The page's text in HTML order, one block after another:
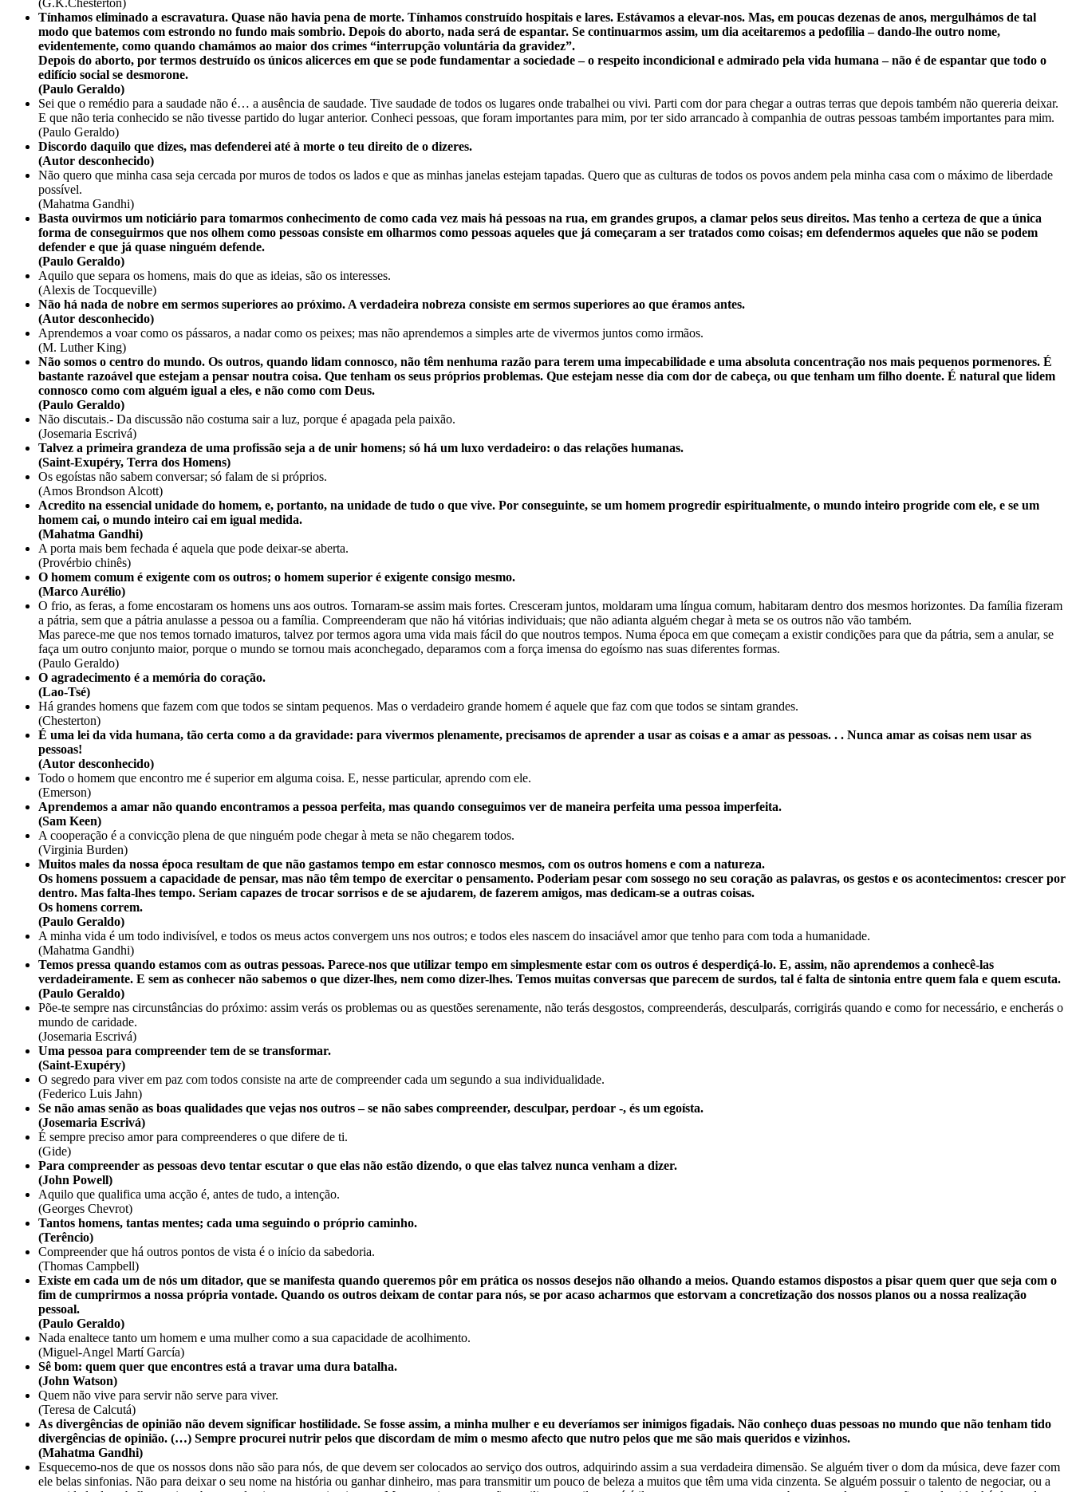
Tínhamos eliminado a escravatura. Quase não havia pena de morte. Tínhamos construído hospitais e lares. Estávamos a elevar-nos. Mas, em poucas dezenas de anos, mergulhámos de tal
modo que batemos com estrondo no fundo mais sombrio. Depois do aborto, nada será de espantar. Se continuarmos assim, um dia aceitaremos a pedofilia – dando-lhe outro nome,
evidentemente, como quando chamámos ao maior dos crimes “interrupção voluntária da gravidez”.
Depois do aborto, por termos destruído os únicos alicerces em que se pode fundamentar a sociedade – o respeito incondicional e admirado pela vida humana – não é de espantar que todo o
edifício social se desmorone.
(Paulo Geraldo)
Sei que o remédio para a saudade não é… a ausência de saudade. Tive saudade de todos os lugares onde trabalhei ou vivi. Parti com dor para chegar a outras terras que depois também não quereria deixar.
E que não teria conhecido se não tivesse partido do lugar anterior. Conheci pessoas, que foram importantes para mim, por ter sido arrancado à companhia de outras pessoas também importantes para mim.
(Paulo Geraldo)
Discordo daquilo que dizes, mas defenderei até à morte o teu direito de o dizeres.
(Autor desconhecido)
Não quero que minha casa seja cercada por muros de todos os lados e que as minhas janelas estejam tapadas. Quero que as culturas de todos os povos andem pela minha casa com o máximo de liberdade
possível.
(Mahatma Gandhi)
Basta ouvirmos um noticiário para tomarmos conhecimento de como cada vez mais há pessoas na rua, em grandes grupos, a clamar pelos seus direitos. Mas tenho a certeza de que a única
forma de conseguirmos que nos olhem como pessoas consiste em olharmos como pessoas aqueles que já começaram a ser tratados como coisas; em defendermos aqueles que não se podem
defender e que já quase ninguém defende.
(Paulo Geraldo)
Aquilo que separa os homens, mais do que as ideias, são os interesses.
(Alexis de Tocqueville)
Não há nada de nobre em sermos superiores ao próximo. A verdadeira nobreza consiste em sermos superiores ao que éramos antes.
(Autor desconhecido)
Aprendemos a voar como os pássaros, a nadar como os peixes; mas não aprendemos a simples arte de vivermos juntos como irmãos.
(M. Luther King)
Não somos o centro do mundo. Os outros, quando lidam connosco, não têm nenhuma razão para terem uma impecabilidade e uma absoluta concentração nos mais pequenos pormenores. É
bastante razoável que estejam a pensar noutra coisa. Que tenham os seus próprios problemas. Que estejam nesse dia com dor de cabeça, ou que tenham um filho doente. É natural que lidem
connosco como com alguém igual a eles, e não como com Deus.
(Paulo Geraldo)
Não discutais.- Da discussão não costuma sair a luz, porque é apagada pela paixão.
(Josemaria Escrivá)
Talvez a primeira grandeza de uma profissão seja a de unir homens; só há um luxo verdadeiro: o das relações humanas.
(Saint-Exupéry, Terra dos Homens)
Os egoístas não sabem conversar; só falam de si próprios.
(Amos Brondson Alcott)
Acredito na essencial unidade do homem, e, portanto, na unidade de tudo o que vive. Por conseguinte, se um homem progredir espiritualmente, o mundo inteiro progride com ele, e se um
homem cai, o mundo inteiro cai em igual medida.
(Mahatma Gandhi)
A porta mais bem fechada é aquela que pode deixar-se aberta.
(Provérbio chinês)
O homem comum é exigente com os outros; o homem superior é exigente consigo mesmo.
(Marco Aurélio)
O frio, as feras, a fome encostaram os homens uns aos outros. Tornaram-se assim mais fortes. Cresceram juntos, moldaram uma língua comum, habitaram dentro dos mesmos horizontes. Da família fizeram
a pátria, sem que a pátria anulasse a pessoa ou a família. Compreenderam que não há vitórias individuais; que não adianta alguém chegar à meta se os outros não vão também.
Mas parece-me que nos temos tornado imaturos, talvez por termos agora uma vida mais fácil do que noutros tempos. Numa época em que começam a existir condições para que da pátria, sem a anular, se
faça um outro conjunto maior, porque o mundo se tornou mais aconchegado, deparamos com a força imensa do egoísmo nas suas diferentes formas.
(Paulo Geraldo)
O agradecimento é a memória do coração.
(Lao-Tsé)
Há grandes homens que fazem com que todos se sintam pequenos. Mas o verdadeiro grande homem é aquele que faz com que todos se sintam grandes.
(Chesterton)
É uma lei da vida humana, tão certa como a da gravidade: para vivermos plenamente, precisamos de aprender a usar as coisas e a amar as pessoas. . . Nunca amar as coisas nem usar as
pessoas!
(Autor desconhecido)
Todo o homem que encontro me é superior em alguma coisa. E, nesse particular, aprendo com ele.
(Emerson)
Aprendemos a amar não quando encontramos a pessoa perfeita, mas quando conseguimos ver de maneira perfeita uma pessoa imperfeita.
(Sam Keen)
A cooperação é a convicção plena de que ninguém pode chegar à meta se não chegarem todos.
(Virginia Burden)
Muitos males da nossa época resultam de que não gastamos tempo em estar connosco mesmos, com os outros homens e com a natureza.
Os homens possuem a capacidade de pensar, mas não têm tempo de exercitar o pensamento. Poderiam pesar com sossego no seu coração as palavras, os gestos e os acontecimentos: crescer por
dentro. Mas falta-lhes tempo. Seriam capazes de trocar sorrisos e de se ajudarem, de fazerem amigos, mas dedicam-se a outras coisas.
Os homens correm.
(Paulo Geraldo)
A minha vida é um todo indivisível, e todos os meus actos convergem uns nos outros; e todos eles nascem do insaciável amor que tenho para com toda a humanidade.
(Mahatma Gandhi)
Temos pressa quando estamos com as outras pessoas. Parece-nos que utilizar tempo em simplesmente estar com os outros é desperdiçá-lo. E, assim, não aprendemos a conhecê-las
verdadeiramente. E sem as conhecer não sabemos o que dizer-lhes, nem como dizer-lhes. Temos muitas conversas que parecem de surdos, tal é falta de sintonia entre quem fala e quem escuta.
(Paulo Geraldo)
Põe-te sempre nas circunstâncias do próximo: assim verás os problemas ou as questões serenamente, não terás desgostos, compreenderás, desculparás, corrigirás quando e como for necessário, e encherás o
mundo de caridade.
(Josemaria Escrivá)
Uma pessoa para compreender tem de se transformar.
(Saint-Exupéry)
O segredo para viver em paz com todos consiste na arte de compreender cada um segundo a sua individualidade.
(Federico Luis Jahn)
Se não amas senão as boas qualidades que vejas nos outros – se não sabes compreender, desculpar, perdoar -, és um egoísta.
(Josemaria Escrivá)
É sempre preciso amor para compreenderes o que difere de ti.
(Gide)
Para compreender as pessoas devo tentar escutar o que elas não estão dizendo, o que elas talvez nunca venham a dizer.
(John Powell)
Aquilo que qualifica uma acção é, antes de tudo, a intenção.
(Georges Chevrot)
Tantos homens, tantas mentes; cada uma seguindo o próprio caminho.
(Terêncio)
Compreender que há outros pontos de vista é o início da sabedoria.
(Thomas Campbell)
Existe em cada um de nós um ditador, que se manifesta quando queremos pôr em prática os nossos desejos não olhando a meios. Quando estamos dispostos a pisar quem quer que seja com o
fim de cumprirmos a nossa própria vontade. Quando os outros deixam de contar para nós, se por acaso acharmos que estorvam a concretização dos nossos planos ou a nossa realização
pessoal.
(Paulo Geraldo)
Nada enaltece tanto um homem e uma mulher como a sua capacidade de acolhimento.
(Miguel-Angel Martí García)
Sê bom: quem quer que encontres está a travar uma dura batalha.
(John Watson)
Quem não vive para servir não serve para viver.
(Teresa de Calcutá)
As divergências de opinião não devem significar hostilidade. Se fosse assim, a minha mulher e eu deveríamos ser inimigos figadais. Não conheço duas pessoas no mundo que não tenham tido
divergências de opinião. (…) Sempre procurei nutrir pelos que discordam de mim o mesmo afecto que nutro pelos que me são mais queridos e vizinhos.
(Mahatma Gandhi)
Esquecemo-nos de que os nossos dons não são para nós, de que devem ser colocados ao serviço dos outros, adquirindo assim a sua verdadeira dimensão. Se alguém tiver o dom da música, deve fazer com
ele belas sinfonias. Não para deixar o seu nome na história ou ganhar dinheiro, mas para transmitir um pouco de beleza a muitos que têm uma vida cinzenta. Se alguém possuir o talento de negociar, ou a